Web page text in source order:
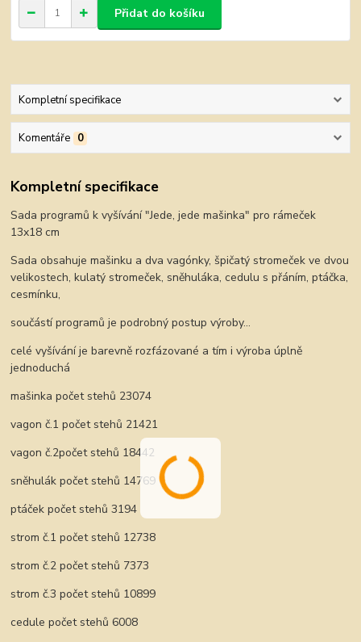
Přidat do košíku
Kompletní specifikace
Komentáře 0
Kompletní specifikace
Sada programů k vyšívání "Jede, jede mašinka" pro rámeček
13x18 cm
Sada obsahuje mašinku a dva vagónky, špičatý stromeček ve dvou
velikostech, kulatý stromeček, sněhuláka, cedulu s přáním, ptáčka,
cesmínku,
součástí programů je podrobný postup výroby...
celé vyšívání je barevně rozfázované a tím i výroba úplně
jednoduchá
mašinka počet stehů 23074
vagon č.1 počet stehů 21421
vagon č.2počet stehů 18442
sněhulák počet stehů 14769
ptáček počet stehů 3194
strom č.1 počet stehů 12738
strom č.2 počet stehů 7373
strom č.3 počet stehů 10899
cedule počet stehů 6008